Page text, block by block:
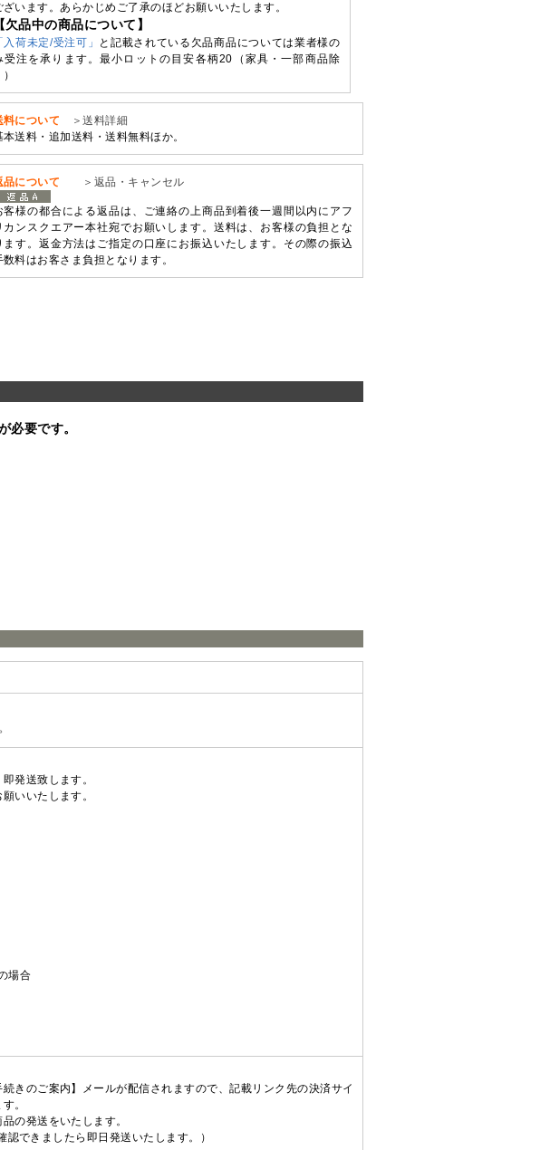
ざいます。あらかじめご了承のほどお願いいたします。
【欠品中の商品について】
入荷未定/受注可」
と記載されている欠品商品については業者様の
受注を承ります。最小ロットの目安各柄20（家具・一部商品除
）
料について
＞送料詳細
本送料・追加送料・送料無料ほか。
品について ＞返品・キャンセル
客様の都合による返品は、ご連絡の上商品到着後一週間以内にアフ
カンスクエアー本社宛でお願いします。送料は、お客様の負担とな
ます。返金方法はご指定の口座にお振込いたします。その際の振込
数料はお客さま負担となります。
必要です。
発送致します。
いいたします。
場合
きのご案内】メールが配信されますので、記載リンク先の決済サイ
。
の発送をいたします。
できましたら即日発送いたします。）